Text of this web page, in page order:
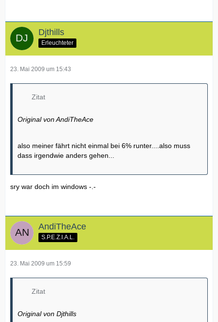
Djthills
Erleuchteter
23. Mai 2009 um 15:43
Zitat
Original von AndiTheAce
also meiner fährt nicht einmal bei 6% runter....also muss
dass irgendwie anders gehen...
sry war doch im windows -.-
AndiTheAce
S.P.E.Z.I.A.L.
23. Mai 2009 um 15:59
Zitat
Original von Djthills